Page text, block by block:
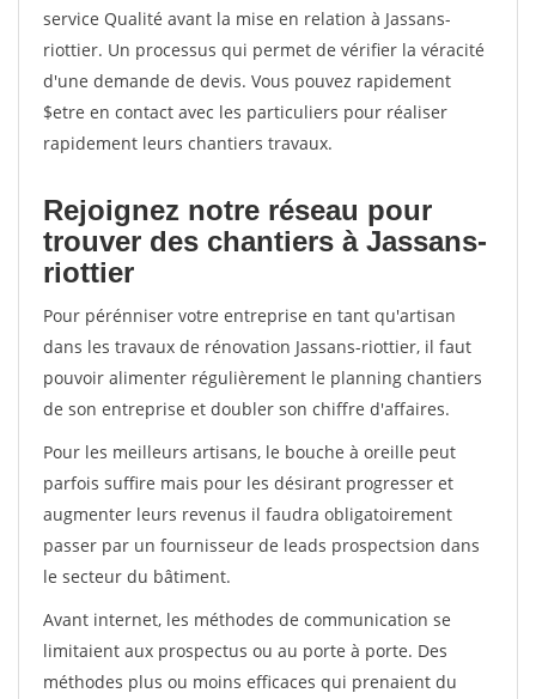
service Qualité avant la mise en relation à Jassans-
riottier. Un processus qui permet de vérifier la véracité
d'une demande de devis. Vous pouvez rapidement
$etre en contact avec les particuliers pour réaliser
rapidement leurs chantiers travaux.
Rejoignez notre réseau pour
trouver des chantiers à Jassans-
riottier
Pour pérénniser votre entreprise en tant qu'artisan
dans les travaux de rénovation Jassans-riottier, il faut
pouvoir alimenter régulièrement le planning chantiers
de son entreprise et doubler son chiffre d'affaires.
Pour les meilleurs artisans, le bouche à oreille peut
parfois suffire mais pour les désirant progresser et
augmenter leurs revenus il faudra obligatoirement
passer par un fournisseur de leads prospectsion dans
le secteur du bâtiment.
Avant internet, les méthodes de communication se
limitaient aux prospectus ou au porte à porte. Des
méthodes plus ou moins efficaces qui prenaient du